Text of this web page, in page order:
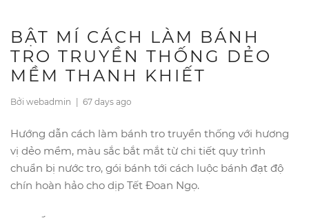
BẬT MÍ CÁCH LÀM BÁNH
TRO TRUYỀN THỐNG DẺO
MỀM THANH KHIẾT
Bởi webadmin 67 days ago
Hướng dẫn cách làm bánh tro truyền thống với hương
vị dẻo mềm, màu sắc bắt mắt từ chi tiết quy trình
chuẩn bị nước tro, gói bánh tới cách luộc bánh đạt độ
chín hoàn hảo cho dịp Tết Đoan Ngọ.